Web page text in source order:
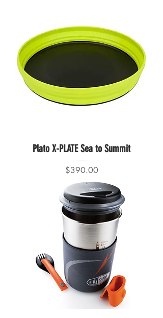
Plato X-PLATE Sea to Summit
Precio
$390.00